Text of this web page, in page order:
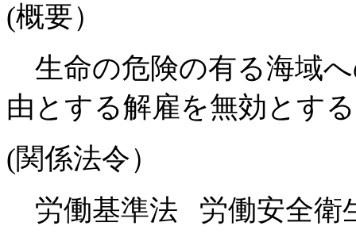
(概要）
生命の危険の有る海域
由とする解雇を無効とす
(関係法令）
労働基準法 労働安全衛